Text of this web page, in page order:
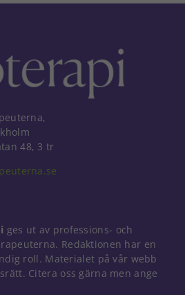
48, 3 tr
ges ut av professions- och
Redaktionen har en
roll. Materialet på vår webb
Citera oss gärna men ange